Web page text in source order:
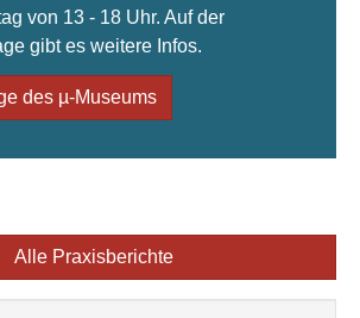
von 13 - 18 Uhr. Auf der
gibt es weitere Infos.
des µ-Museums
Alle Praxisberichte